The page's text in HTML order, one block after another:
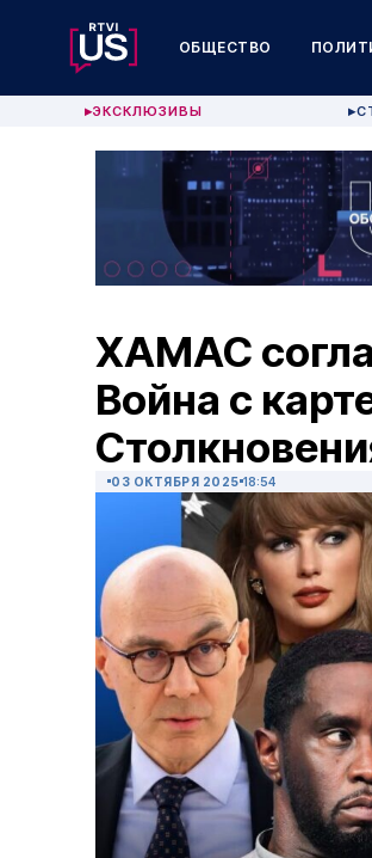
ОБЩЕСТВО
▶ЭКСКЛЮЗИВЫ ▶
ХАМАС
Война с
03 ОКТЯБРЯ 2025 18:54